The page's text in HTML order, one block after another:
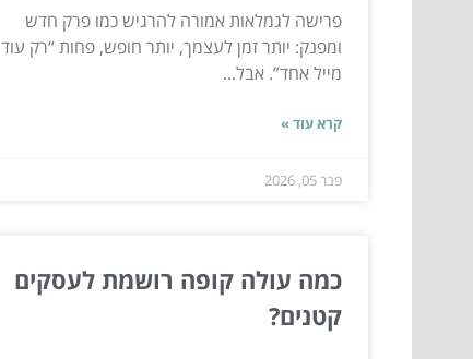
פרישה לגמלאות אמורה להרגיש כמו פרק חדש
ומפנק: יותר זמן לעצמך, יותר חופש, פחות “רק עוד
מייל אחד”. אבל...
קרא עוד »
פבר 05, 2026
כמה עולה קופה רושמת לעסקים
קטנים?